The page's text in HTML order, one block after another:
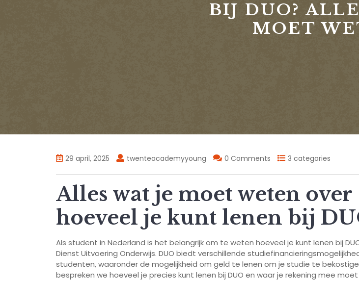
BIJ DUO?
MOET
29 april, 2025 twenteacademyyoung 0 Comments 3 categories
Alles wat je moet weten over
hoeveel je kunt lenen bij
Als student in Nederland is het belangrijk om te weten hoeveel je kunt lenen bij
Dienst Uitvoering Onderwijs. DUO biedt verschillende
studenten, waaronder de mogelijkheid om geld te lenen om je studie te
bespreken we hoeveel je precies kunt lenen bij DUO en waar je rekening mee